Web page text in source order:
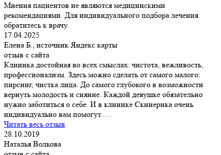
Мнения пациентов не являются медицинскими
рекомендациями. Для индивидуального подбора лечения
обратитесь к врачу.
17.04.2025
Елена Б., источник Яндекс карты
отзыв с сайта
Клиника достойная во всех смыслах: чистота, вежливость,
профессионализм. Здесь можно сделать от самого малого:
пирсинг, чистка лица. До самого глубокого в возможности
вернуть молодость и сияние. Каждой девушке обязательно
нужно заботиться о себе. И в клинике Скинерика очень
индивидуально вам помогут.…
Читать весь отзыв
28.10.2019
Наталья Волкова